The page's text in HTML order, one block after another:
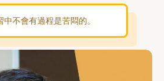
不會有過程是苦悶的。